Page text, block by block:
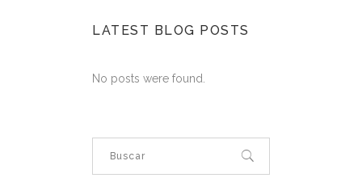
LATEST BLOG POSTS
No posts were found.